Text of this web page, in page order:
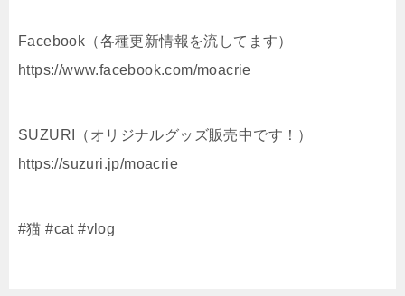
Facebook（各種更新情報を流してます）
https://www.facebook.com/moacrie
SUZURI（オリジナルグッズ販売中です！）
https://suzuri.jp/moacrie
#猫 #cat #vlog